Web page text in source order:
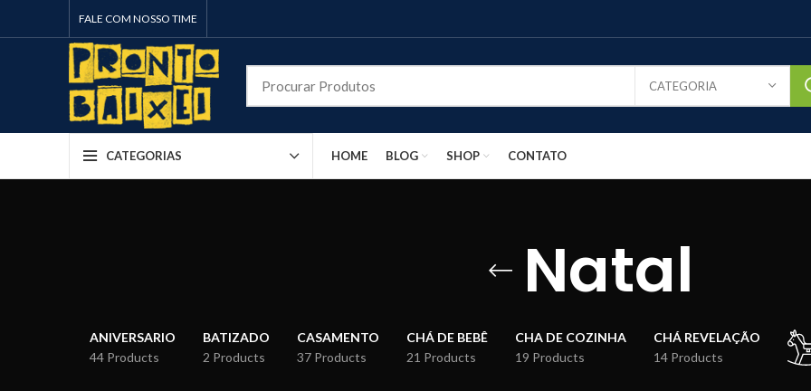
FALE COM NOSSO TIME
CATEGORIA
CATEGORIAS HOME BLOG SHOP CONTATO
Natal
ANIVERSARIO
44 Products
BATIZADO
2 Products
CASAMENTO
37 Products
CHÁ DE BEBÊ
21 Products
CHA DE COZINHA
19 Products
CHÁ REVELAÇÃO
14 Products